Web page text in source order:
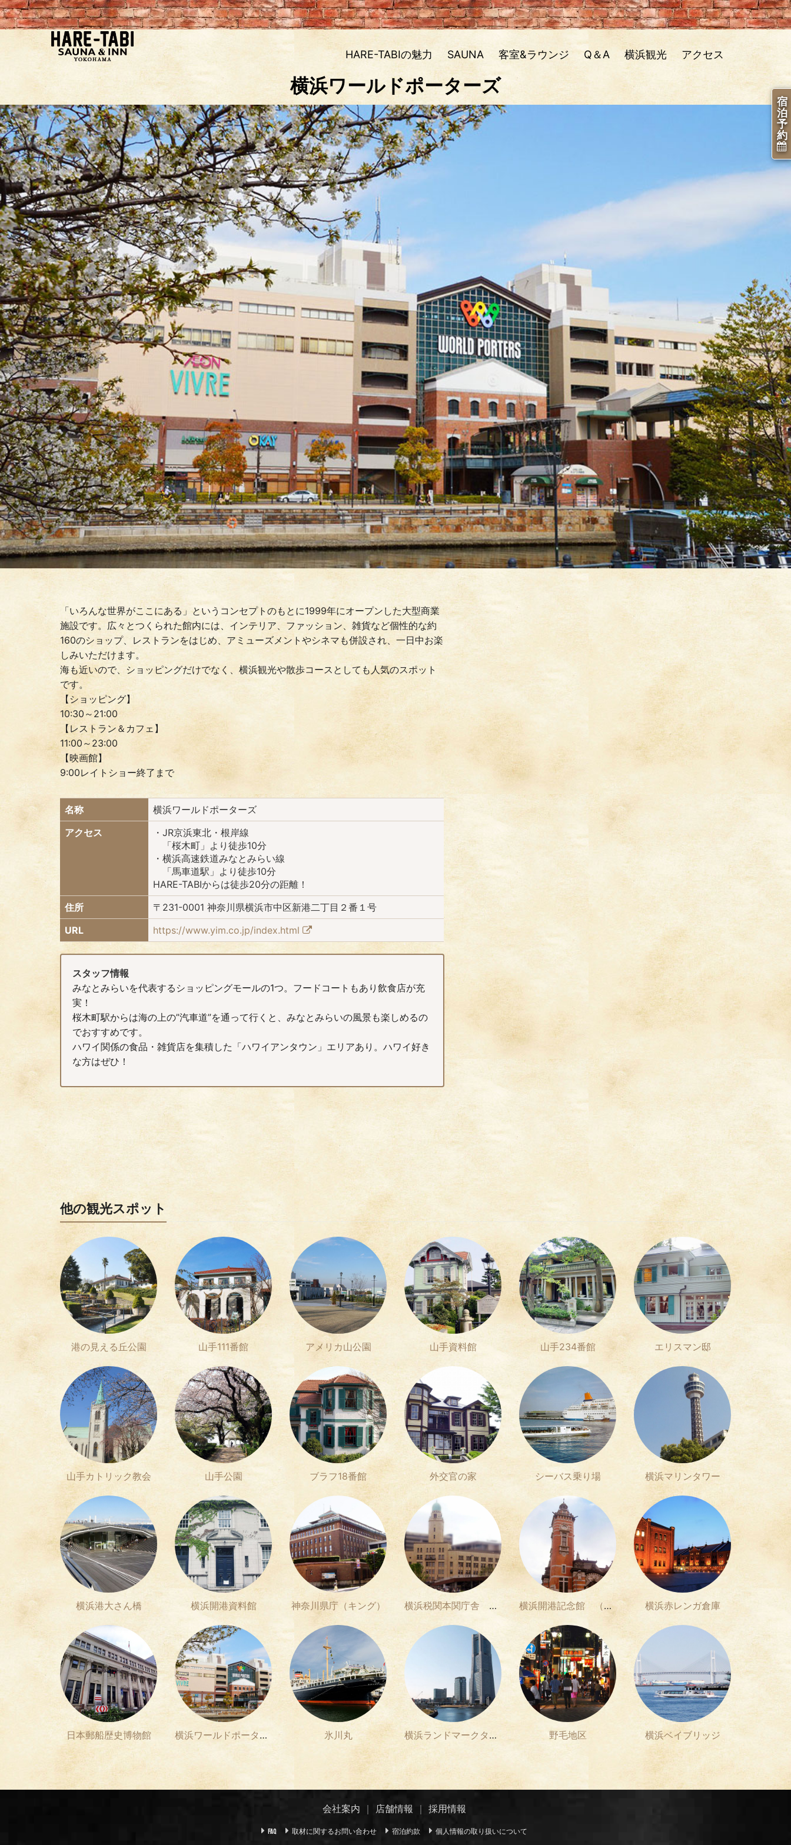
HARE-TABIの魅力 SAUNA 客室&ラウンジ Q＆A 横浜観光 アクセス
横浜ワールドポーターズ
「いろんな世界がここにある」というコンセプトのもとに1999年にオープンした大型商業
施設です。広々とつくられた館内には、インテリア、ファッション、雑貨など個性的な約
160のショップ、レストランをはじめ、アミューズメントやシネマも併設され、一日中お楽
しみいただけます。
海も近いので、ショッピングだけでなく、横浜観光や散歩コースとしても人気のスポット
です。
【ショッピング】
10:30～21:00
【レストラン＆カフェ】
11:00～23:00
【映画館】
9:00レイトショー終了まで
名称
横浜ワールドポーターズ
アクセス
・JR京浜東北・根岸線
「桜木町」より徒歩10分
・横浜高速鉄道みなとみらい線
「馬車道駅」より徒歩10分
HARE-TABIからは徒歩20分の距離！
住所
〒231-0001 神奈川県横浜市中区新港二丁目２番１号
URL
https://www.yim.co.jp/index.html
スタッフ情報
みなとみらいを代表するショッピングモールの1つ。フードコートもあり飲食店が充
実！
桜木町駅からは海の上の”汽車道”を通って行くと、みなとみらいの風景も楽しめるの
でおすすめです。
ハワイ関係の食品・雑貨店を集積した「ハワイアンタウン」エリアあり。ハワイ好き
な方はぜひ！
他の観光スポット
港の見える丘公園 山手111番館 アメリカ山公園 山手資料館 山手234番館 エリスマン邸
山手カトリック教会 山手公園 ブラフ18番館 外交官の家 シーバス乗り場 横浜マリンタワー
横浜港大さん橋 横浜開港資料館 神奈川県庁（キング） 横浜税関本関庁舎 （クイーン） 横浜開港記念館 （ジャック） 横浜赤レンガ倉庫
日本郵船歴史博物館 横浜ワールドポーターズ 氷川丸 横浜ランドマークタワー 野毛地区 横浜ベイブリッジ
会社案内 店舗情報 採用情報
FAQ 取材に関するお問い合わせ 宿泊約款 個人情報の取り扱いについて
宿
泊
予
約